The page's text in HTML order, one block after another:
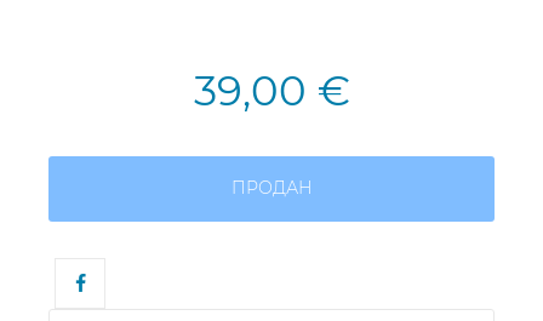
39,00 €
ПРОДАН